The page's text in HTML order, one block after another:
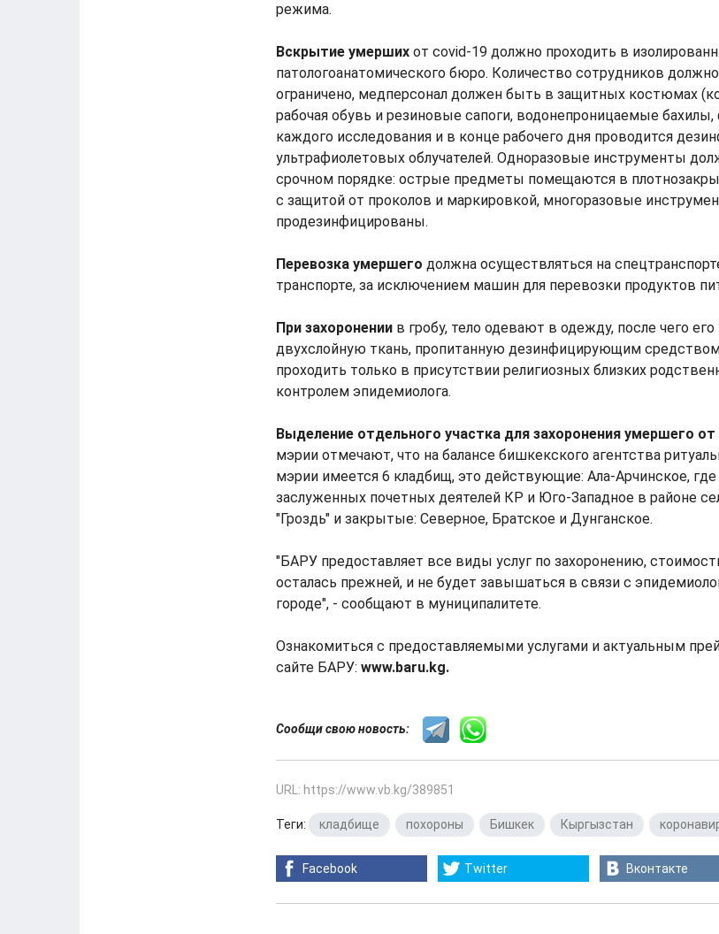
режима.
Вскрытие умерших от covid-19 должно проходить в
патологоанатомического бюро. Количество сотрудников
ограничено, медперсонал должен быть в защитных костюмах
рабочая обувь и резиновые сапоги, водонепроницаемые
каждого исследования и в конце рабочего дня проводится
ультрафиолетовых облучателей. Одноразовые инструменты
срочном порядке: острые предметы помещаются в
с защитой от проколов и маркировкой, многоразовые
продезинфицированы.
Перевозка умершего должна осуществляться на
транспорте, за исключением машин для перевозки продуктов
При захоронении в гробу, тело одевают в одежду, после чего
двухслойную ткань, пропитанную дезинфицирующим
проходить только в присутствии религиозных близких
контролем эпидемиолога.
Выделение отдельного участка для захоронения умершего
мэрии отмечают, что на балансе бишкекского агентства
мэрии имеется 6 кладбищ, это действующие: Ала-Арчинское, где
заслуженных почетных деятелей КР и Юго-Западное в районе
"Гроздь" и закрытые: Северное, Братское и Дунганское.
"БАРУ предоставляет все виды услуг по захоронению,
осталась прежней, и не будет завышаться в связи с
городе", - сообщают в муниципалитете.
Ознакомиться с предоставляемыми услугами и актуальным
сайте БАРУ: www.baru.kg.
Сообщи свою новость:
URL: https://www.vb.kg/389851
Теги: кладбище похороны Бишкек Кыргызстан
Facebook Twitter Вконтакте